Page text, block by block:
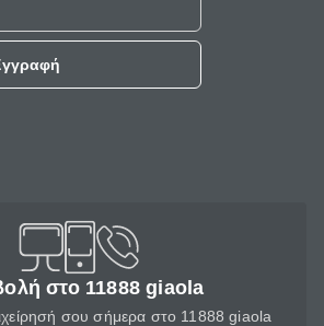
στο 11888 giaola
σου σήμερα στο 11888 giaola